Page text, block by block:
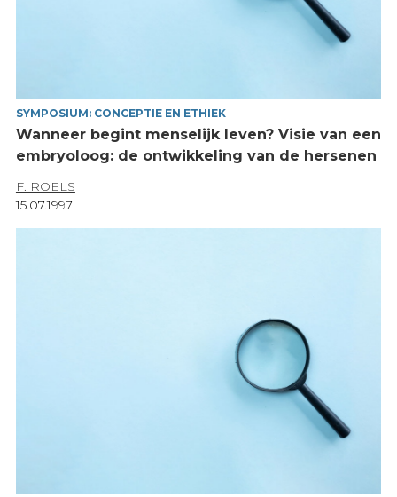
SYMPOSIUM: CONCEPTIE EN ETHIEK
Wanneer begint menselijk leven? Visie van een
embryoloog: de ontwikkeling van de hersenen
F. ROELS
15.07.1997